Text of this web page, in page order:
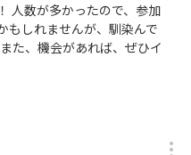
人数が多かったので、参加
もしれませんが、馴染んで
た、機会があれば、ぜひイ